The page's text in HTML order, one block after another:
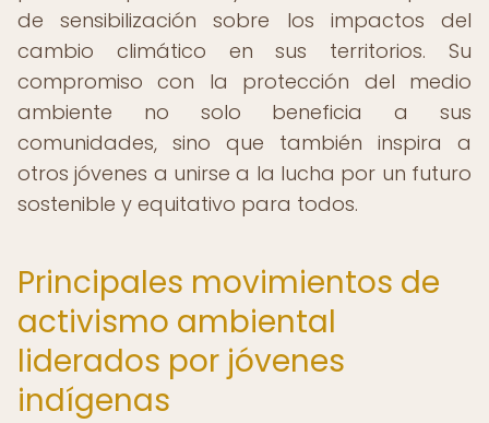
de sensibilización sobre los impactos del
cambio climático en sus territorios. Su
compromiso con la protección del medio
ambiente no solo beneficia a sus
comunidades, sino que también inspira a
otros jóvenes a unirse a la lucha por un futuro
sostenible y equitativo para todos.
Principales movimientos de
activismo ambiental
liderados por jóvenes
indígenas